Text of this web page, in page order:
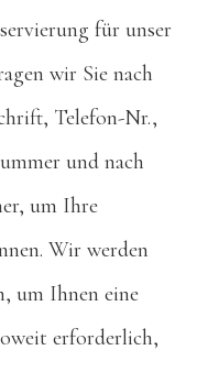
für unser
wir Sie nach
Telefon-Nr.,
und nach
um Ihre
Wir werden
um Ihnen eine
erforderlich,